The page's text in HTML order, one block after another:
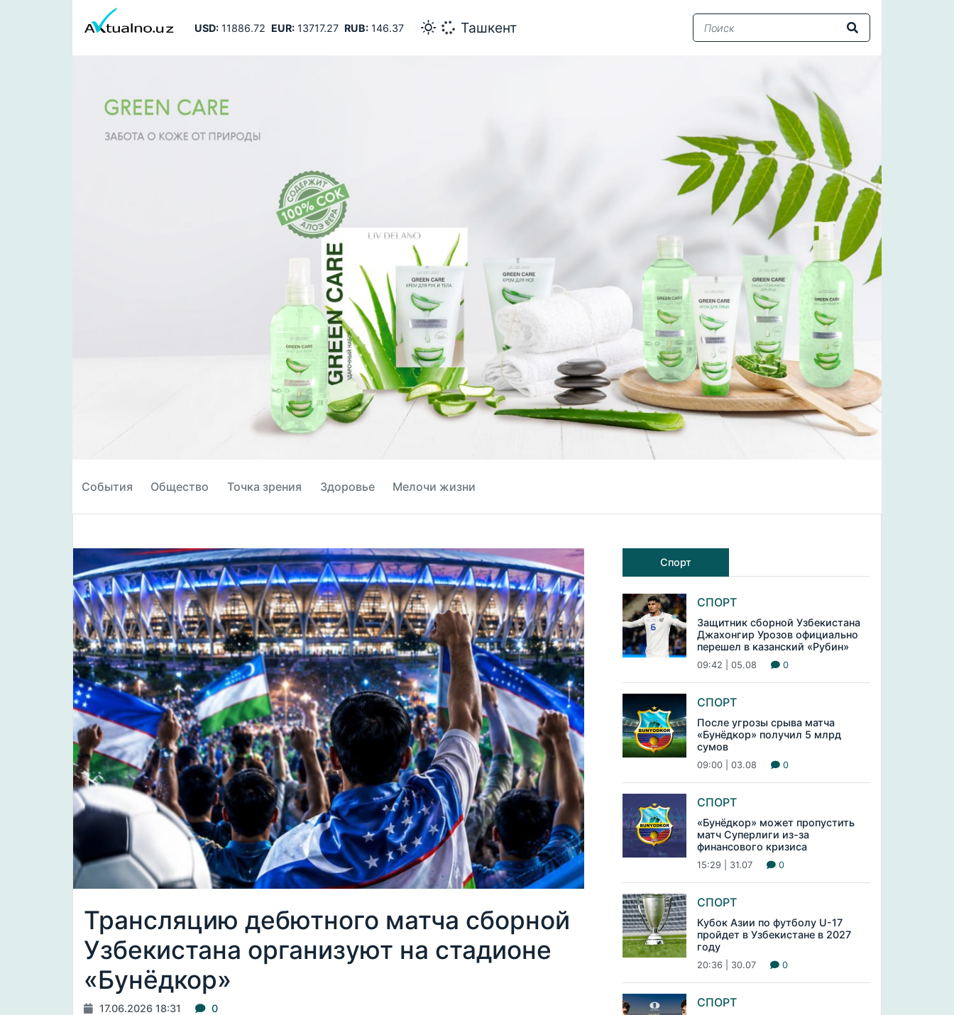
USD:11886.72 EUR:13717.27 RUB:146.37 27 Самарканд
События Общество Точка зрения Здоровье Мелочи жизни
Трансляцию дебютного матча сборной
Узбекистана организуют на стадионе
«Бунёдкор»
17.06.2026 18:31 0
Спорт
СПОРТ
Защитник сборной Узбекистана
Джахонгир Урозов официально
перешел в казанский «Рубин»
09:42 | 05.08 0
СПОРТ
После угрозы срыва матча
«Бунёдкор» получил 5 млрд
сумов
09:00 | 03.08 0
СПОРТ
«Бунёдкор» может пропустить
матч Суперлиги из-за
финансового кризиса
15:29 | 31.07 0
СПОРТ
Кубок Азии по футболу U-17
пройдет в Узбекистане в 2027
году
20:36 | 30.07 0
СПОРТ